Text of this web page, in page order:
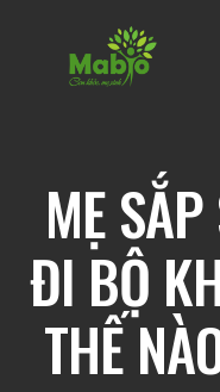
MẸ
ĐI BỘ
THẾ